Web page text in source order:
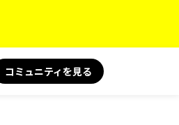
コミュニティを見る